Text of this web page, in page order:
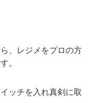
、レジメをプロの方
。
ッチを入れ真剣に取